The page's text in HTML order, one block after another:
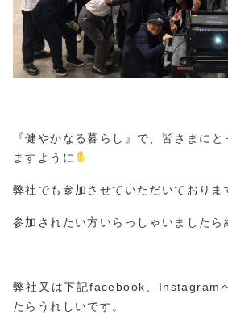
『健やかなる暮らし』で、皆さまに
ますように
弊社でも参加させていただいておりま
参加されたい方いらっしゃいましたら
弊社又は下記facebook、Instagram
たらうれしいです。